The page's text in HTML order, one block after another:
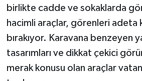
birlikte cadde ve sokaklarda
hacimli araçlar, görenleri adeta
bırakıyor. Karavana benzeyen
tasarımları ve dikkat çekici
merak konusu olan araçlar